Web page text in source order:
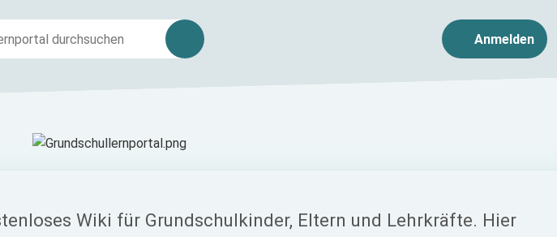
Anmelden
Wiki für Grundschulkinder, Eltern und Lehrkräfte. Hier